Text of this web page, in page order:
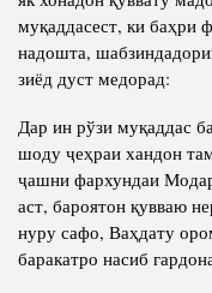
муқаддасест, ки баҳри
надошта,
зиёд дуст медорад:
Дар ин рўзи муқаддас
шоду ҷеҳраи хандон
ҷашни фархундаи
аст, бароятон қувваю
нуру сафо, Ваҳдату
баракатро насиб